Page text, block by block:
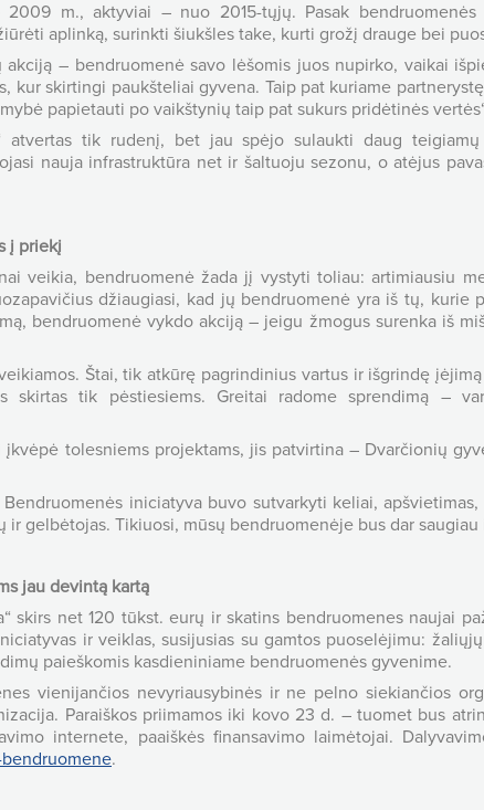
m., aktyviai – nuo 2015-tųjų. Pasak
aplinką, surinkti šiukšles take, kurti grožį drauge bei
akciją – bendruomenė savo lėšomis juos nupirko, vaikai
kur skirtingi paukšteliai gyvena. Taip pat kuriame
papietauti po vaikštynių taip pat sukurs pridėtinės
atvertas tik rudenį, bet jau spėjo sulaukti daug
nauja infrastruktūra net ir šaltuoju sezonu, o atėjus
į priekį
veikia, bendruomenė žada jį vystyti toliau: artimiausiu
džiaugiasi, kad jų bendruomenė yra iš tų, kurie
bendruomenė vykdo akciją – jeigu žmogus surenka iš
Štai, tik atkūrę pagrindinius vartus ir išgrindę
skirtas tik pėstiesiems. Greitai radome sprendimą –
įkvėpė tolesniems projektams, jis patvirtina – Dvarčionių
iniciatyva buvo sutvarkyti keliai,
gelbėtojas. Tikiuosi, mūsų bendruomenėje bus dar saugiau
jau devintą kartą
skirs net 120 tūkst. eurų ir skatins bendruomenes naujai
ir veiklas, susijusias su gamtos puoselėjimu:
paieškomis kasdieniniame bendruomenės gyvenime.
vienijančios nevyriausybinės ir ne pelno siekiančios
Paraiškos priimamos iki kovo 23 d. – tuomet bus
internete, paaiškės finansavimo laimėtojai.
.